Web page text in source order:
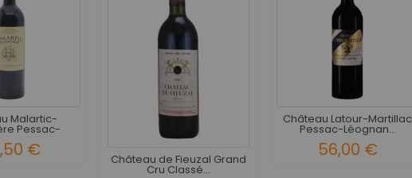
Malartic-
Pessac-
€ Château de Fieuzal Grand
Cru Classé...
Château Latour-Martillac
Pessac-Léognan...
56,00 €